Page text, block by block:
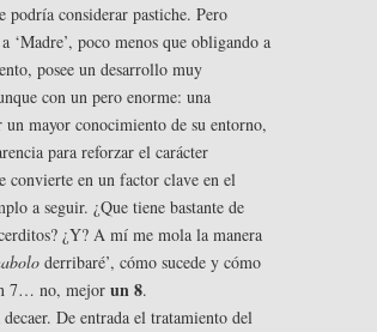
podría considerar pastiche. Pero
‘Madre’, poco menos que obligando a
posee un desarrollo muy
con un pero enorme: una
mayor conocimiento de su entorno,
para reforzar el carácter
convierte en un factor clave en el
a seguir. ¿Que tiene bastante de
¿Y? A mí me mola la manera
derribaré’, cómo sucede y cómo
7… no, mejor un 8.
De entrada el tratamiento del